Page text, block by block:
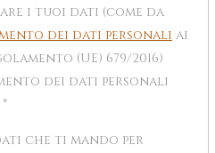
i tuoi dati (come da
dei dati personali ai
(UE) 679/2016)
dei dati personali
*
che ti mando per